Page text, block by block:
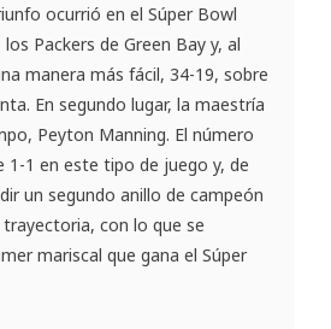
ocurrió en el Súper Bowl
Packers de Green Bay y, al
manera más fácil, 34-19, sobre
En segundo lugar, la maestría
Peyton Manning. El número
1-1 en este tipo de juego y, de
un segundo anillo de campeón
con lo que se
mariscal que gana el Súper